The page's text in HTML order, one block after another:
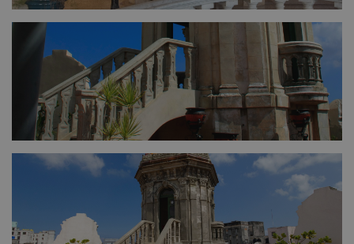
FULL SIZE
FULL SIZE